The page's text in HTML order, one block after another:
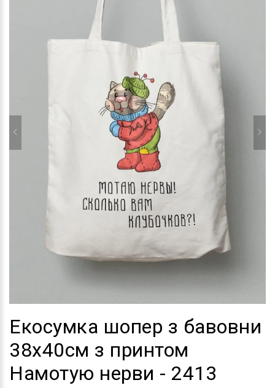
Екосумка шопер з бавовни
38х40см з принтом
Намотую нерви - 2413